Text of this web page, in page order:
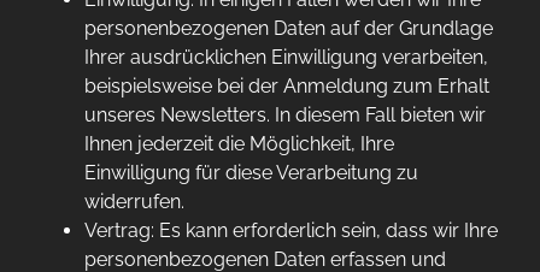
personenbezogenen Daten auf der Grundlage
Ihrer ausdrücklichen Einwilligung verarbeiten,
beispielsweise bei der Anmeldung zum Erhalt
unseres Newsletters. In diesem Fall bieten wir
Ihnen jederzeit die Möglichkeit, Ihre
Einwilligung für diese Verarbeitung zu
widerrufen.
Vertrag: Es kann erforderlich sein, dass wir Ihre
personenbezogenen Daten erfassen und